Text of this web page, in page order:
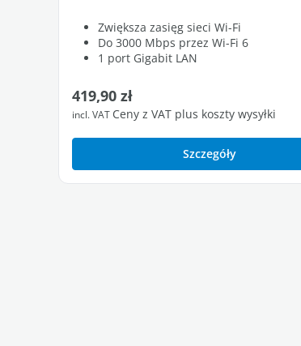
Zwiększa zasięg sieci Wi-Fi
Do 3000 Mbps przez Wi-Fi 6
1 port Gigabit LAN
Cena regularna:
419,90 zł
incl. VAT Ceny z VAT plus koszty wysyłki
Szczegóły